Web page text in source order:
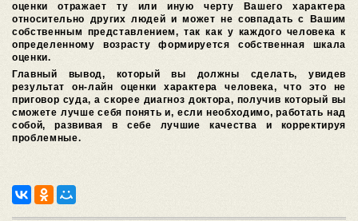
оценки отражает ту или иную черту Вашего характера
относительно других людей и может не совпадать с Вашим
собственным представлением, так как у каждого человека к
определенному возрасту формируется собственная шкала
оценки.
Главный вывод, который вы должны сделать, увидев
результат он-лайн оценки характера человека, что это не
приговор суда, а скорее диагноз доктора, получив который вы
сможете лучше себя понять и, если необходимо, работать над
собой, развивая в себе лучшие качества и корректируя
проблемные.